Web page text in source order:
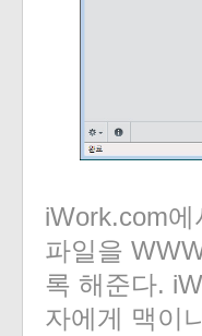
iWork.com
파일을
록 해준다.
자에게 맥이